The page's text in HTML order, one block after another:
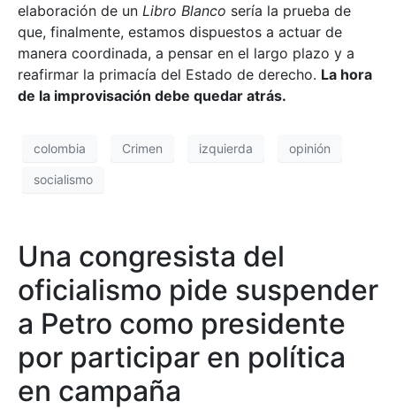
elaboración de un Libro Blanco sería la prueba de
que, finalmente, estamos dispuestos a actuar de
manera coordinada, a pensar en el largo plazo y a
reafirmar la primacía del Estado de derecho. La hora
de la improvisación debe quedar atrás.
colombia Crimen izquierda opinión
socialismo
Una congresista del
oficialismo pide suspender
a Petro como presidente
por participar en política
en campaña